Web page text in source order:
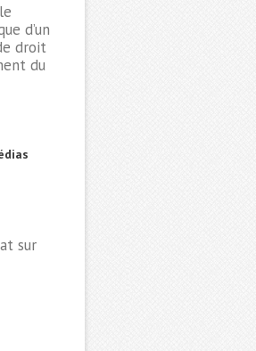
d’un
droit
du
sur